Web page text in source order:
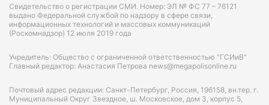
Свидетельство о регистрации СМИ. Номер: ЭЛ № ФС 77 – 76121
выдано Федеральной службой по надзору в сфере связи,
информационных технологий и массовых коммуникаций
(Роскомнадзор) 12 июля 2019 года
Учредитель: Общество с ограниченной ответственностью "ГСИиВ"
Главный редактор: Анастасия Петрова news@megapolisonline.ru
Почтовый адрес редакции: Санкт-Петербург, Россия, 196158, вн.тер. г.
Муниципальный Округ Звездное, ш. Московское, дом 3, корпус 5,